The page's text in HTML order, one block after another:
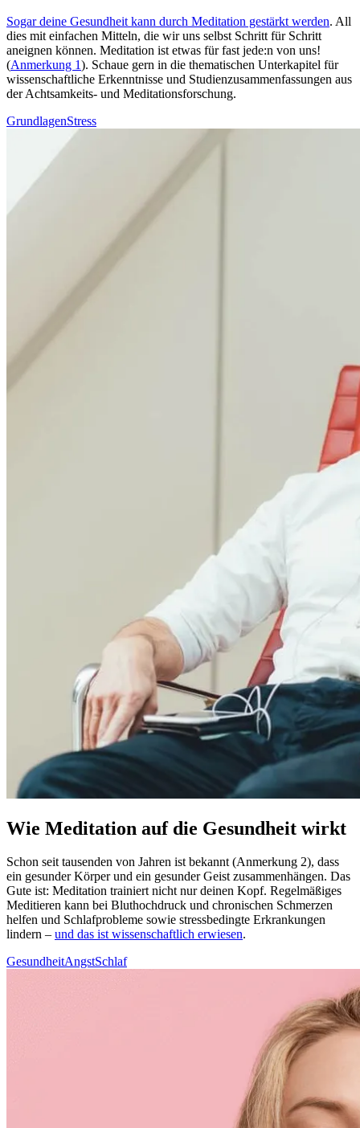
Sogar deine Gesund­heit kann durch Medi­ta­tion gestärkt werden. All
dies mit ein­fa­chen Mit­teln, die wir uns selbst Schritt für Schritt
aneignen können. Meditation ist etwas für fast jede:n von uns!
(Anmerkung 1). Schaue gern in die thematischen Unterkapitel für
wissenschaftliche Erkenntnisse und Studienzusammenfassungen aus
der Achtsamkeits- und Meditationsforschung.
GrundlagenStress
Wie Meditation auf die Gesundheit wirkt
Schon seit tau­sen­den von Jahren ist bekannt (Anmerkung 2), dass
ein gesun­der Körper und ein gesun­der Geist zusam­men­hän­gen. Das
Gute ist: Medi­ta­tion trai­niert nicht nur deinen Kopf. Regel­mä­ßi­ges
Medi­tie­ren kann bei Blut­hoch­druck und chronischen Schmerzen
helfen und Schlaf­pro­ble­me sowie stress­be­ding­te Erkran­kun­gen
lindern – und das ist wissenschaftlich erwiesen.
GesundheitAngstSchlaf